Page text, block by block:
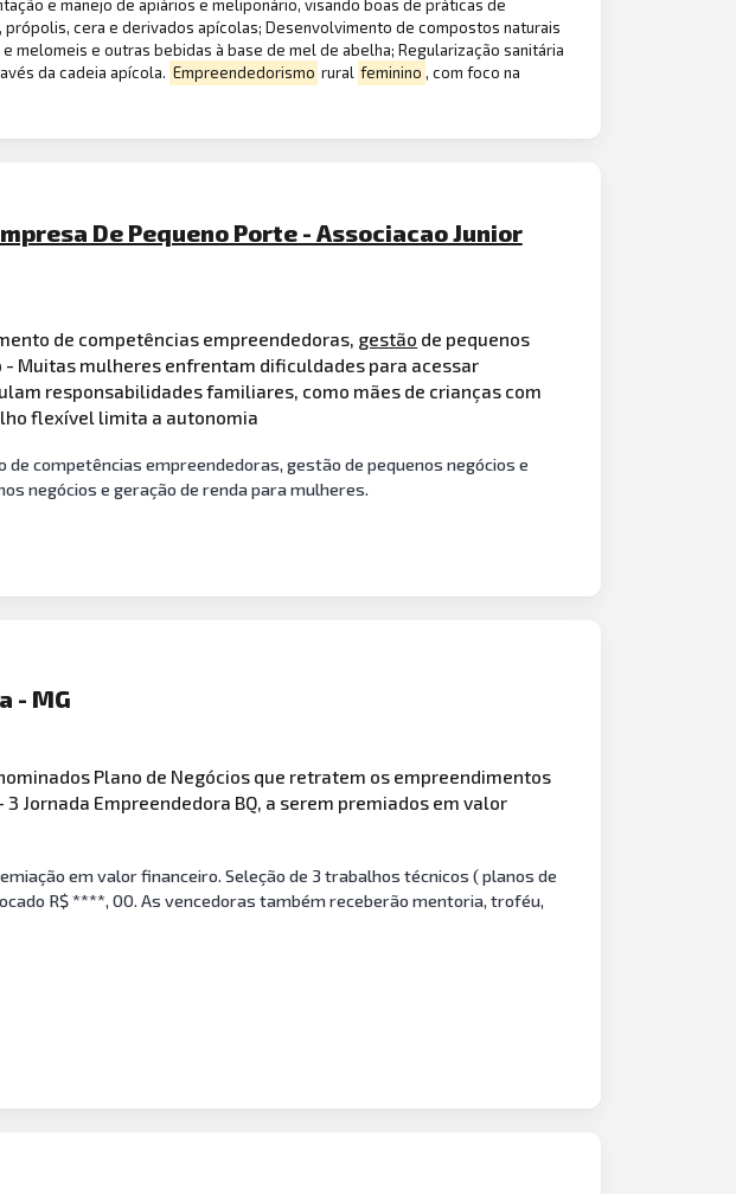
e manejo de apiários e meliponário, visando boas de práticas de
cera e derivados apícolas; Desenvolvimento de compostos naturais
e outras bebidas à base de mel de abelha; Regularização sanitária
da cadeia apícola. Empreendedorismo rural feminino , com foco na
De Pequeno Porte - Associacao Junior
de competências empreendedoras, gestão de pequenos
- Muitas mulheres enfrentam dificuldades para acessar
responsabilidades familiares, como mães de crianças com
flexível limita a autonomia
competências empreendedoras, gestão de pequenos negócios e
negócios e geração de renda para mulheres.
- MG
Plano de Negócios que retratem os empreendimentos
Jornada Empreendedora BQ, a serem premiados em valor
em valor financeiro. Seleção de 3 trabalhos técnicos ( planos de
R$ ****, 00. As vencedoras também receberão mentoria, troféu,